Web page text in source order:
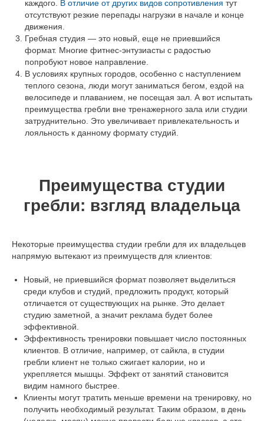
каждого. В отличие от других видов сопротивления тут
отсутствуют резкие перепады нагрузки в начале и конце
движения.
Гребная студия — это новый, еще не приевшийся
формат. Многие фитнес-энтузиасты с радостью
попробуют новое направление.
В условиях крупных городов, особенно с наступлением
теплого сезона, люди могут заниматься бегом, ездой на
велосипеде и плаванием, не посещая зал. А вот испытать
преимущества гребли вне тренажерного зала или студии
затруднительно. Это увеличивает привлекательность и
лояльность к данному формату студий.
Преимущества студии
гребли: взгляд владельца
Некоторые преимущества студии гребли для их владельцев
напрямую вытекают из преимуществ для клиентов:
Новый, не приевшийся формат позволяет выделиться
среди клубов и студий, предложить продукт, который
отличается от существующих на рынке. Это делает
студию заметной, а значит реклама будет более
эффективной.
Эффективность тренировки повышает число постоянных
клиентов. В отличие, например, от сайкла, в студии
гребли клиент не только сжигает калории, но и
укрепляется мышцы. Эффект от занятий становится
видим намного быстрее.
Клиенты могут тратить меньше времени на тренировку, но
получить необходимый результат. Таким образом, в день